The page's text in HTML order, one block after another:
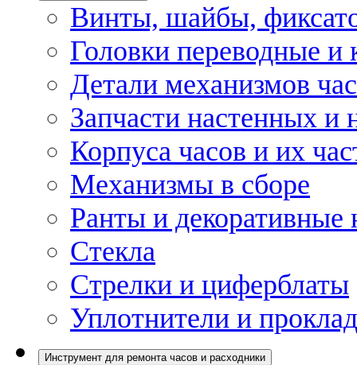
Винты, шайбы,
Головки переводные и
Детали механизмов
Запчасти настенных и
Корпуса часов и их
Механизмы в сборе
Ранты и декоративные
Стекла
Стрелки и циферблаты
Уплотнители и
Инструмент для ремонта часов и расходники